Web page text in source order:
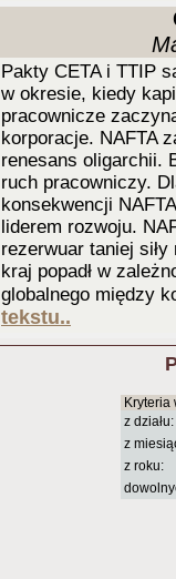
Pakty CETA i TTIP
w okresie, kiedy
pracownicze
korporacje. NAFTA
renesans oligarchii.
ruch pracowniczy.
konsekwencji
liderem rozwoju.
rezerwuar taniej
kraj popadł w
globalnego między
tekstu..
Kryteria
z działu:
z
z roku: